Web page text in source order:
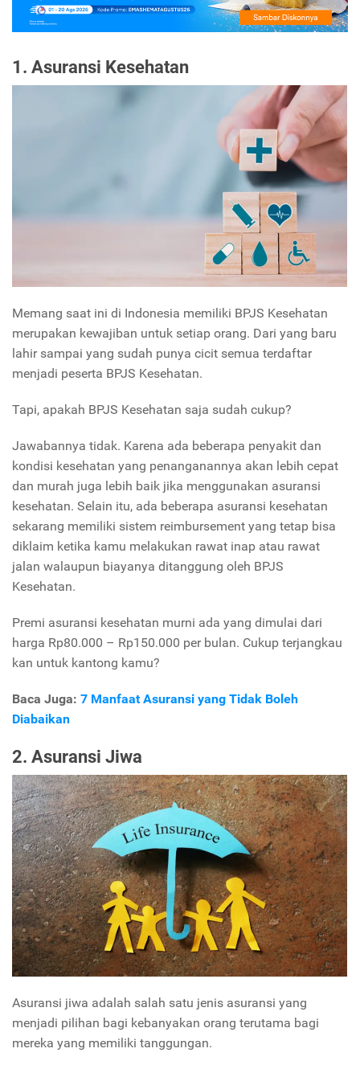
1. Asuransi Kesehatan
Memang saat ini di Indonesia memiliki BPJS Kesehatan
merupakan kewajiban untuk setiap orang. Dari yang baru
lahir sampai yang sudah punya cicit semua terdaftar
menjadi peserta BPJS Kesehatan.
Tapi, apakah BPJS Kesehatan saja sudah cukup?
Jawabannya tidak. Karena ada beberapa penyakit dan
kondisi kesehatan yang penanganannya akan lebih cepat
dan murah juga lebih baik jika menggunakan asuransi
kesehatan. Selain itu, ada beberapa asuransi kesehatan
sekarang memiliki sistem reimbursement yang tetap bisa
diklaim ketika kamu melakukan rawat inap atau rawat
jalan walaupun biayanya ditanggung oleh BPJS
Kesehatan.
Premi asuransi kesehatan murni ada yang dimulai dari
harga Rp80.000 – Rp150.000 per bulan. Cukup terjangkau
kan untuk kantong kamu?
Baca Juga: 7 Manfaat Asuransi yang Tidak Boleh
Diabaikan
2. Asuransi Jiwa
Asuransi jiwa adalah salah satu jenis asuransi yang
menjadi pilihan bagi kebanyakan orang terutama bagi
mereka yang memiliki tanggungan.